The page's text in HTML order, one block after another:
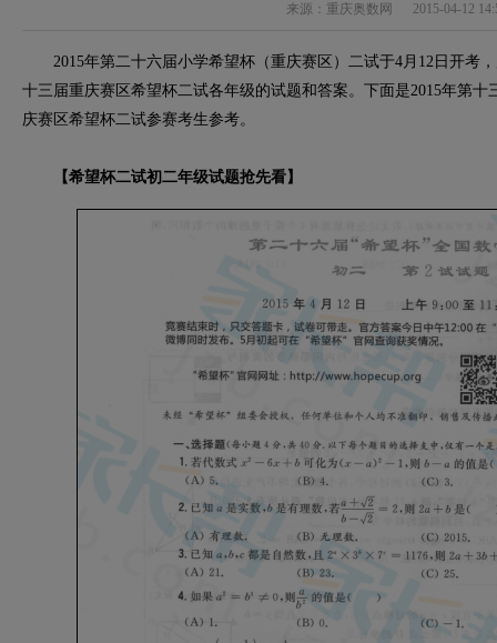
来源： 重庆奥数网 2015-04-12
2015年第二十六届小学希望杯（重庆赛区）二试于4月12日开考
十三届重庆赛区希望杯二试各年级的试题和答案。下面是2015年第
庆赛区希望杯二试参赛考生参考。
【希望杯二试初二年级试题抢先看】